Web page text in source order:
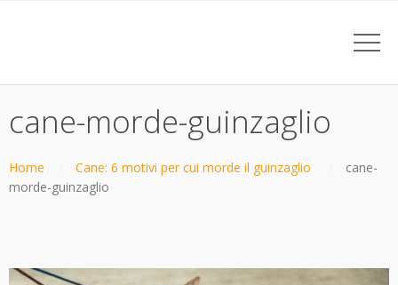
cane-morde-guinzaglio
Home Cane: 6 motivi per cui morde il guinzaglio
cane-
morde-guinzaglio